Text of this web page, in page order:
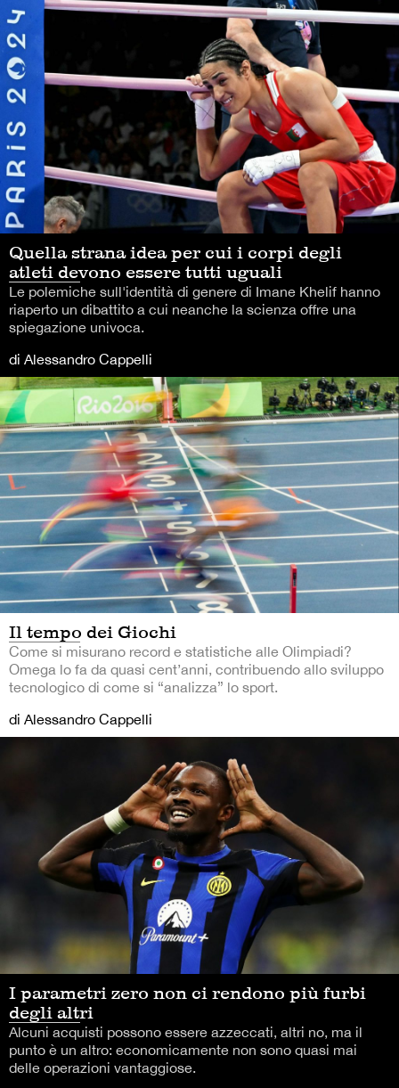
Quella strana idea per cui i corpi degli
atleti devono essere tutti uguali
Le polemiche sull'identità di genere di Imane Khelif hanno
riaperto un dibattito a cui neanche la scienza offre una
spiegazione univoca.
di Alessandro Cappelli
Il tempo dei Giochi
Come si misurano record e statistiche alle Olimpiadi?
Omega lo fa da quasi cent’anni, contribuendo allo sviluppo
tecnologico di come si “analizza” lo sport.
di Alessandro Cappelli
I parametri zero non ci rendono più furbi
degli altri
Alcuni acquisti possono essere azzeccati, altri no, ma il
punto è un altro: economicamente non sono quasi mai
delle operazioni vantaggiose.